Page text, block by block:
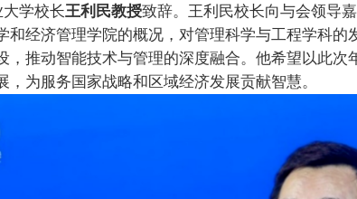
学校长王利民教授致辞。王利民校长向与会领导
和经济管理学院的概况，对管理科学与工程学科的
，推动智能技术与管理的深度融合。他希望以此
，为服务国家战略和区域经济发展贡献智慧。